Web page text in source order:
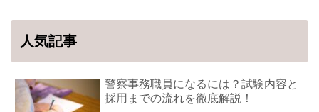
人気記事
警察事務職員になるには？試験内容と
採用までの流れを徹底解説！